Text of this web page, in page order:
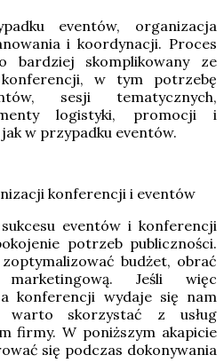
eventów, organizacja
i koordynacji. Proces
bardziej skomplikowany ze
w tym potrzebę
sesji tematycznych,
logistyki, promocji i
w przypadku eventów.
konferencji i eventów
eventów i konferencji
potrzeb publiczności.
budżet, obrać
Jeśli więc
konferencji wydaje się nam
warto skorzystać z usług
firmy. W poniższym akapicie
się podczas dokonywania